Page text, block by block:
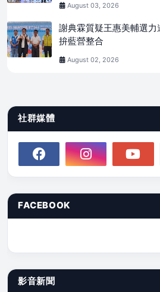
August 03, 2026
謝典霖質疑王惠美輔選
拚藍營整合
August 02, 2026
社群媒體
FACEBOOK
影音新聞